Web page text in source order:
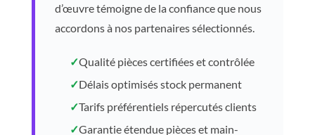
d’œuvre témoigne de la confiance que nous
accordons à nos partenaires sélectionnés.
✓Qualité pièces certifiées et contrôlée
✓Délais optimisés stock permanent
✓Tarifs préférentiels répercutés clients
✓Garantie étendue pièces et main-